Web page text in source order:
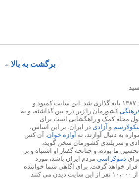
برگشت به بالا
فضول محله در ۱۳ اسفند ۱۳۸۷ پایه گذاری شد. این سایت کمبود و
کشورمان را زیر ذره بین گذاشته، و به
محله کمک و راهگشایی است برای
و آزادی در ایران. بر این اساس،
به دنبال آوازند، نه آوازه خوان. آن کس
و سربلندی کشورمان سخن گوید،
ما بوده، و چنانچه گفتار او اشتباه و بر
دموکراسی مردم ایران باشد، مورد
قرار خواهد گرفت. برای آگاهی شما خواننده